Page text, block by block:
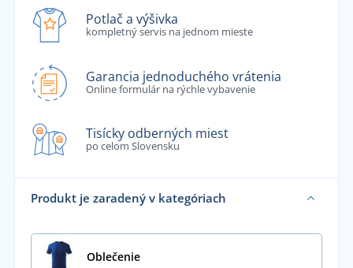
Potlač a výšivka
kompletný servis na jednom mieste
Garancia jednoduchého vrátenia
Online formulár na rýchle vybavenie
Tisícky odberných miest
po celom Slovensku
Produkt je zaradený v kategóriach
Oblečenie